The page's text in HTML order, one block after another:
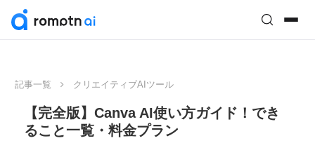
記事一覧 クリエイティブAIツール
【完全版】Canva AI使い方ガイド！でき
ること一覧・料金プラン